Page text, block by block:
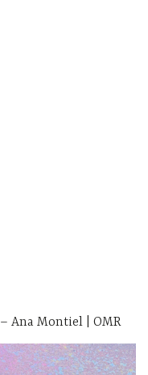
– Ana Montiel | OMR